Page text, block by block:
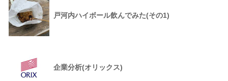
戸河内ハイボール飲んでみた(その1)
企業分析(オリックス)